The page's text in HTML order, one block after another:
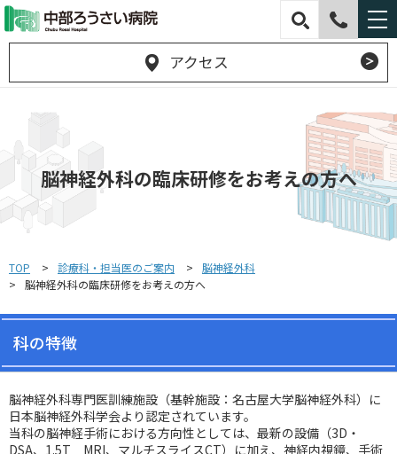
アクセス
脳神経外科の臨床研修をお考えの方へ
TOP 診療科・担当医のご案内
脳神経外科
脳神経外科の臨床研修をお考えの方へ
科の特徴
脳神経外科専門医訓練施設（基幹施設：名古屋大学脳神経外科）に
日本脳神経外科学会より認定されています。
当科の脳神経手術における方向性としては、最新の設備（3D・
DSA、1.5T MRI、マルチスライスCT）に加え、神経内視鏡、手術